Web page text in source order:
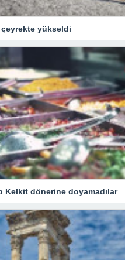
yükseldi
Kelkit dönerine doyamadılar